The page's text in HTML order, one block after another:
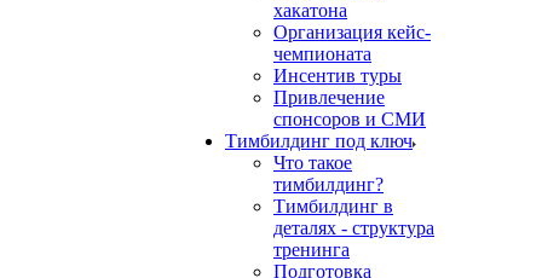
хакатона
Организация кейс-
чемпионата
Инсентив туры
Привлечение
спонсоров и СМИ
Тимбилдинг под ключ
Что такое
тимбилдинг?
Тимбилдинг в
деталях - структура
тренинга
Подготовка